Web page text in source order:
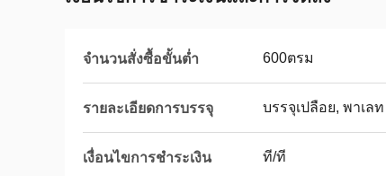
จำนวนสั่งซื้อขั้นต่ำ 600ตรม
รายละเอียดการบรรจุ บรรจุเปลือย, พาเลท
เงื่อนไขการชำระเงิน ที/ที